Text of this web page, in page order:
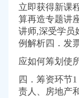
庆新闻_新浪重
登记_分公司_个体
公司招聘-汇博网
七部门关于转发
_大众网
专题讲座_重庆培
立即获得新课
算再造专题讲
讲师,深受学员
例解析四．发
应如何筹划使
四．筹资环节
责人、房地产